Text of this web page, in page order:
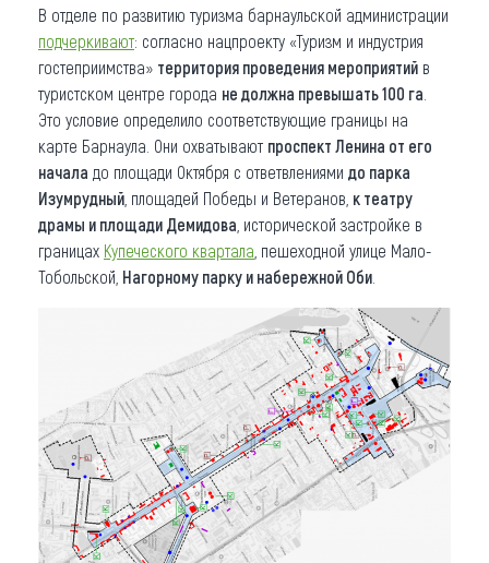
В отделе по развитию туризма барнаульской администрации
подчеркивают: согласно нацпроекту «Туризм и индустрия
гостеприимства» территория проведения мероприятий в
туристском центре города не должна превышать 100 га
Это условие определило соответствующие границы на
карте Барнаула. Они охватывают проспект Ленина от его
начала до площади Октября с ответвлениями до парка
Изумрудный , площадей Победы и Ветеранов, к театру
драмы и площади Демидова , исторической застройке в
границах Купеческого квартала , пешеходной улице Мало-
Тобольской, Нагорному парку и набережной Оби